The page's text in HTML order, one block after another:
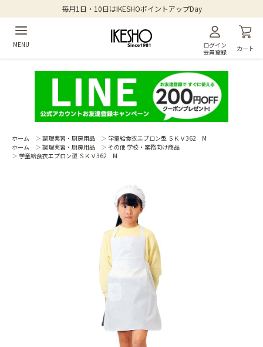
毎月1日・10日はIKESHOポイントアップDay
MENU
ログイン
会員登録
カート
ホーム ＞ 調理実習・厨房用品 ＞ 学童給食衣エプロン型 ＳＫＶ362 M
ホーム
＞ 調理実習・厨房用品 ＞ その他 学校・業務向け商品
＞ 学童給食衣エプロン型 ＳＫＶ362 M